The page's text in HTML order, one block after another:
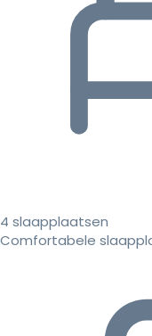
4 slaapplaatsen
Comfortabele